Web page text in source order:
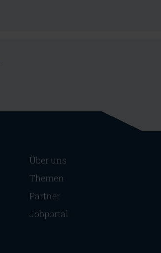
Navigation überspringen
Über uns
Themen
Partner
Jobportal